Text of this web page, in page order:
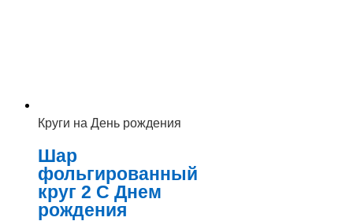
Круги на День рождения
Шар
фольгированный
круг 2 С Днем
рождения